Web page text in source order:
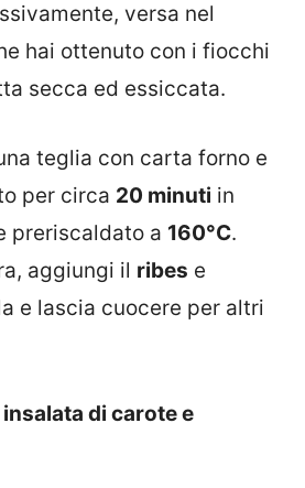
versa nel
hai ottenuto con i fiocchi
secca ed essiccata.
teglia con carta forno e
per circa 20 minuti in
preriscaldato a 160°C.
aggiungi il ribes e
e lascia cuocere per altri
di carote e